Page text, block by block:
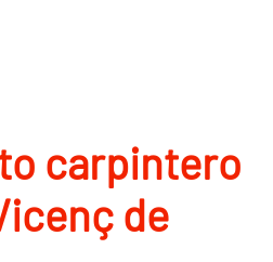
carpintero
de